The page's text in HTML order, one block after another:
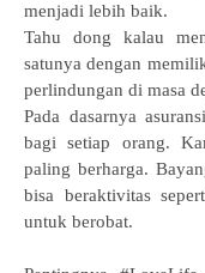
menjadi lebih baik.
Tahu dong kalau
satunya dengan
perlindungan di masa
Pada dasarnya
bagi setiap orang.
paling berharga.
bisa beraktivitas
untuk berobat.